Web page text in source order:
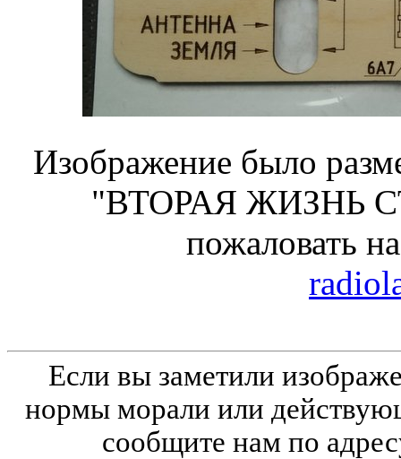
Изображение было
"ВТОРАЯ ЖИЗНЬ
пожаловать
Если вы заметили
нормы морали или
сообщите нам по